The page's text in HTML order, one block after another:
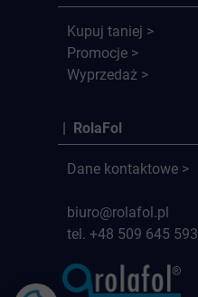
Kupuj taniej >
Promocje >
Wyprzedaż >
| RolaFol
Dane kontaktowe >
biuro@rolafol.pl
tel. +48 509 645 593